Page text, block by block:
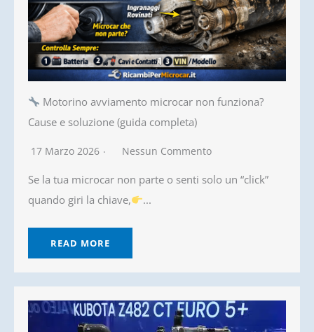
Motorino avviamento microcar non funziona?
Cause e soluzione (guida completa)
17 Marzo 2026 Nessun Commento
Se la tua microcar non parte o senti solo un “click”
quando giri la chiave,
...
READ MORE